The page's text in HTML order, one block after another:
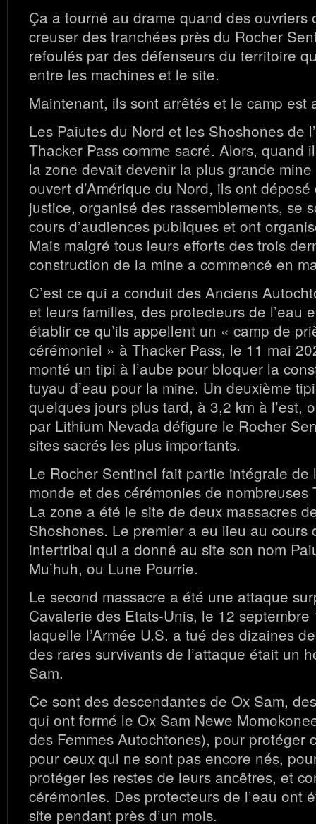
Ça a tourné au drame quand des ouvriers
creuser des tranchées près du Rocher
refoulés par des défenseurs du territoire
entre les machines et le site.
Maintenant, ils sont arrêtés et le camp est
Les Paiutes du Nord et les Shoshones de
Thacker Pass comme sacré. Alors, quand
la zone devait devenir la plus grande
ouvert d’Amérique du Nord, ils ont
justice, organisé des rassemblements, se
cours d’audiences publiques et ont
Mais malgré tous leurs efforts des trois
construction de la mine a commencé en
C’est ce qui a conduit des Anciens
et leurs familles, des protecteurs de l’eau
établir ce qu’ils appellent un « camp de
cérémoniel » à Thacker Pass, le 11 mai
monté un tipi à l’aube pour bloquer la
tuyau d’eau pour la mine. Un deuxième
quelques jours plus tard, à 3,2 km à l’est,
par Lithium Nevada défigure le Rocher
sites sacrés les plus importants.
Le Rocher Sentinel fait partie intégrale de
monde et des cérémonies de nombreuses
La zone a été le site de deux massacres
Shoshones. Le premier a eu lieu au cours
intertribal qui a donné au site son nom
Mu’huh, ou Lune Pourrie.
Le second massacre a été une attaque
Cavalerie des Etats-Unis, le 12
laquelle l’Armée U.S. a tué des dizaines
des rares survivants de l’attaque était un
Sam.
Ce sont des descendantes de Ox Sam,
qui ont formé le Ox Sam Newe
des Femmes Autochtones), pour protéger
pour ceux qui ne sont pas encore nés,
protéger les restes de leurs ancêtres, et
cérémonies. Des protecteurs de l’eau ont
site pendant près d’un mois.